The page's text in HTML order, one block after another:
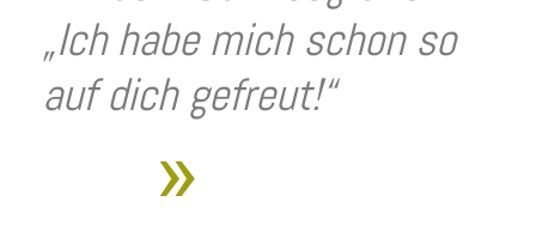
„Ich habe mich schon so
auf dich gefreut!“
»